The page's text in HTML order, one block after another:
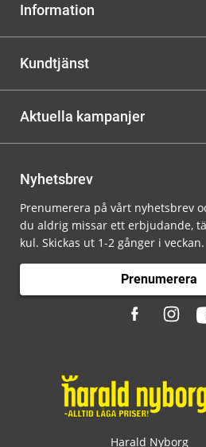
Information
Kundtjänst
Aktuella kampanjer
Nyhetsbrev
Prenumerera på vårt nyhetsbrev
du aldrig missar ett erbjudande,
kul. Skickas ut 1-2 gånger i veckan.
Prenumerera
Harald Nyborg